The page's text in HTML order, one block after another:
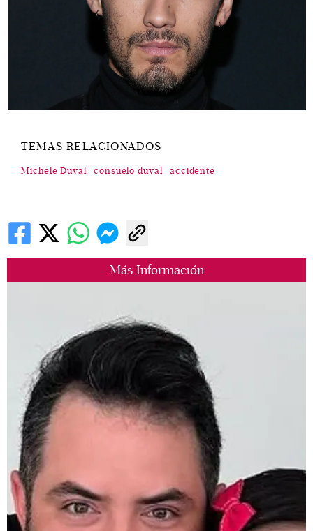
Más Información
TEMAS RELACIONADOS
Michele Duval consuelo duval accidente